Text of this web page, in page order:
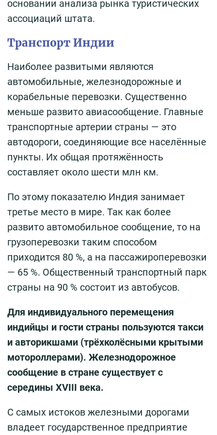
основании анализа рынка туристических
ассоциаций штата.
Транспорт Индии
Наиболее развитыми являются
автомобильные, железнодорожные и
корабельные перевозки. Существенно
меньше развито авиасообщение. Главные
транспортные артерии страны — это
автодороги, соединяющие все населённые
пункты. Их общая протяжённость
составляет около шести млн км.
По этому показателю Индия занимает
третье место в мире. Так как более
развито автомобильное сообщение, то на
грузоперевозки таким способом
приходится 80 %, а на пассажироперевозки
— 65 %. Общественный транспортный парк
страны на 90 % состоит из автобусов.
Для индивидуального перемещения
индийцы и гости страны пользуются такси
и авторикшами (трёхколёсными крытыми
мотороллерами). Железнодорожное
сообщение в стране существует с
середины XVIII века.
С самых истоков железными дорогами
владеет государственное предприятие